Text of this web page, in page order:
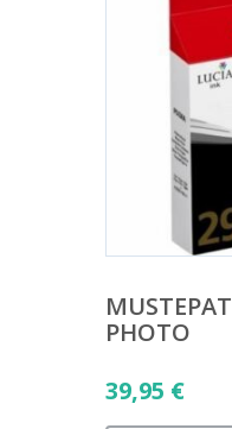
PHOTO
39,95 €